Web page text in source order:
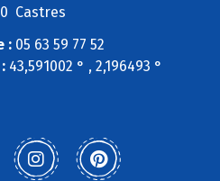
Castres
: 05 63 59 77 52
43,591002 ° , 2,196493 °